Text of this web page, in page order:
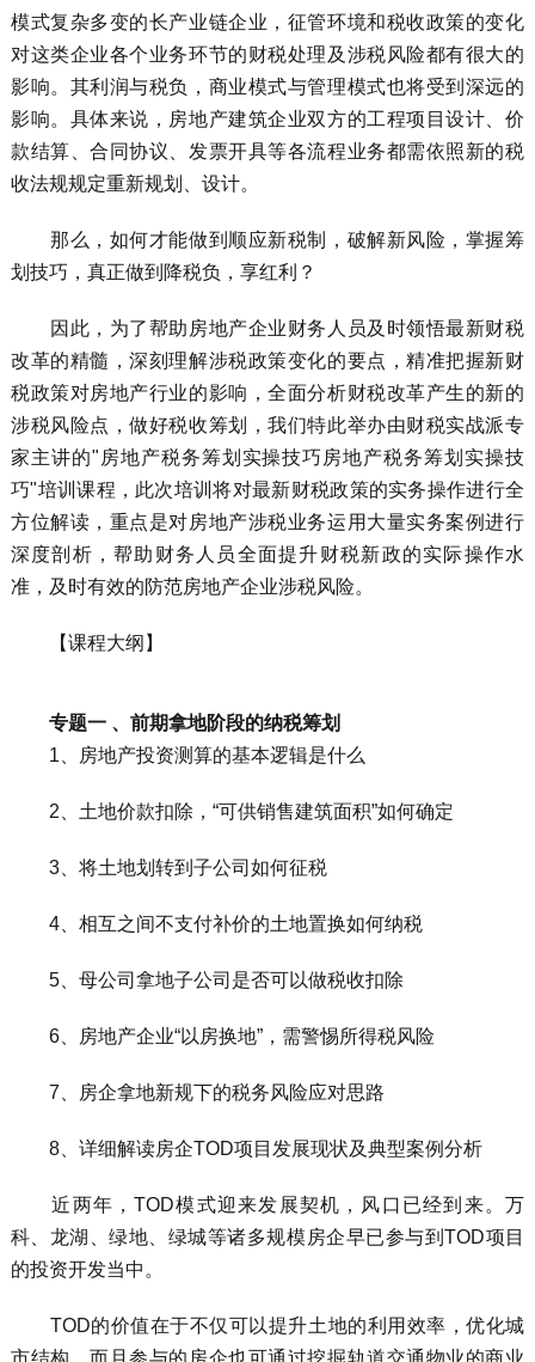
模式复杂多变的长产业链企业，征管环境和税收政策的变化
对这类企业各个业务环节的财税处理及涉税风险都有很大的
影响。其利润与税负，商业模式与管理模式也将受到深远的
影响。具体来说，房地产建筑企业双方的工程项目设计、价
款结算、合同协议、发票开具等各流程业务都需依照新的税
收法规规定重新规划、设计。
那么，如何才能做到顺应新税制，破解新风险，掌握筹
划技巧，真正做到降税负，享红利？
因此，为了帮助房地产企业财务人员及时领悟最新财税
改革的精髓，深刻理解涉税政策变化的要点，精准把握新财
税政策对房地产行业的影响，全面分析财税改革产生的新的
涉税风险点，做好税收筹划，我们特此举办由财税实战派专
家主讲的"房地产税务筹划实操技巧房地产税务筹划实操技
巧"培训课程，此次培训将对最新财税政策的实务操作进行全
方位解读，重点是对房地产涉税业务运用大量实务案例进行
深度剖析，帮助财务人员全面提升财税新政的实际操作水
准，及时有效的防范房地产企业涉税风险。
【课程大纲】
专题一 、前期拿地阶段的纳税筹划
1、房地产投资测算的基本逻辑是什么
2、土地价款扣除，“可供销售建筑面积”如何确定
3、将土地划转到子公司如何征税
4、相互之间不支付补价的土地置换如何纳税
5、母公司拿地子公司是否可以做税收扣除
6、房地产企业“以房换地”，需警惕所得税风险
7、房企拿地新规下的税务风险应对思路
8、详细解读房企TOD项目发展现状及典型案例分析
近两年，TOD模式迎来发展契机，风口已经到来。万
科、龙湖、绿地、绿城等诸多规模房企早已参与到TOD项目
的投资开发当中。
TOD的价值在于不仅可以提升土地的利用效率，优化城
市结构，而且参与的房企也可通过挖掘轨道交通物业的商业